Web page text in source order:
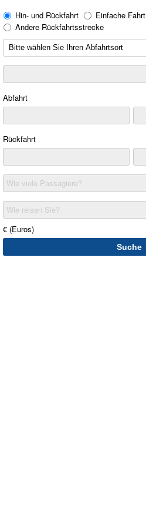
Hin- und Rückfahrt
Einfache Fahrt
Andere Rückfahrtsstrecke
Abfahrt
Rückfahrt
Wie viele Passagiere?
Wie reisen Sie?
€ (Euros)
Suche